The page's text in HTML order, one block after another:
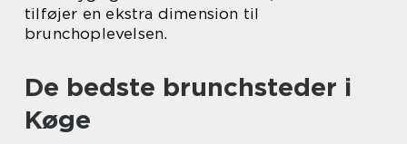
tilføjer en ekstra dimension til
brunchoplevelsen.
De bedste brunchsteder i
Køge